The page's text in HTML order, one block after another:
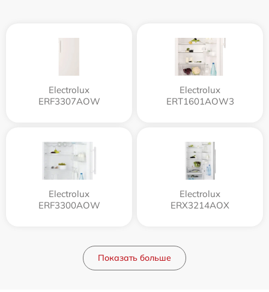
Electrolux
ERF3307AOW
Electrolux
ERT1601AOW3
Electrolux
ERF3300AOW
Electrolux
ERX3214AOX
Показать больше